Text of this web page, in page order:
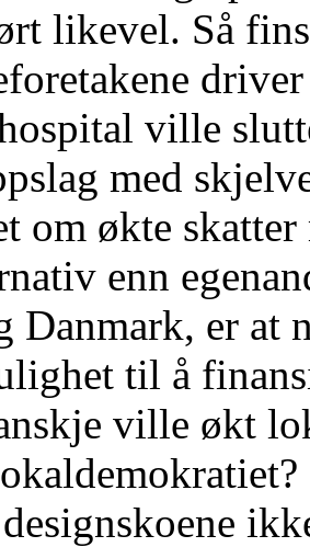
likevel. Så
ville
med
om økte
enn
Danmark, er at
til å
ville økt